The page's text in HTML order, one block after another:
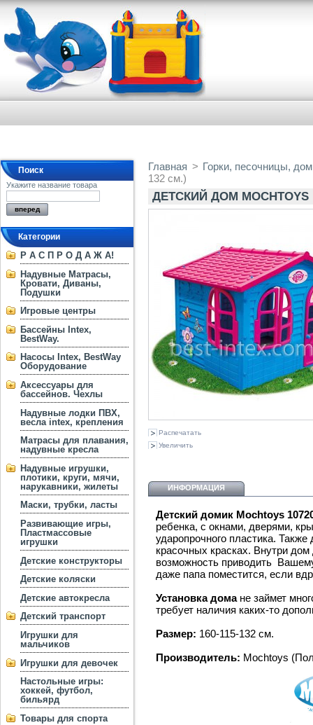
Поиск
Укажите название товара
Категории
Р А С П Р О Д А Ж А!
Надувные Матрасы,
Кровати, Диваны,
Подушки
Игровые центры
Бассейны Intex,
BestWay.
Насосы Intex, BestWay
Оборудование
Аксессуары для
бассейнов. Чехлы
Надувные лодки ПВХ,
весла intex, крепления
Матрасы для плавания,
надувные кресла
Надувные игрушки,
плотики, круги, мячи,
нарукавники, жилеты
Маски, трубки, ласты
Развивающие игры,
Пластмассовые
игрушки
Детские конструкторы
Детские коляски
Детские автокресла
Детский транспорт
Игрушки для
мальчиков
Игрушки для девочек
Настольные игры:
хоккей, футбол,
бильярд
Товары для спорта
Главная > Горки, песочницы,
132 см.)
ДЕТСКИЙ ДОМ MOCHTOYS
Распечатать
Увеличить
ИНФОРМАЦИЯ
Детский домик Mochtoys
ребенка, с окнами, дверями,
ударопрочного пластика.
красочных красках. Внутри
возможность приводить
даже папа поместится, если
Установка домане займет
требует наличия каких-то
Размер: 160-115-132 см.
Производитель: Mochtoys